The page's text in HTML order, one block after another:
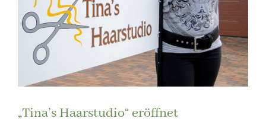
„Tina’s Haarstudio“ eröffnet